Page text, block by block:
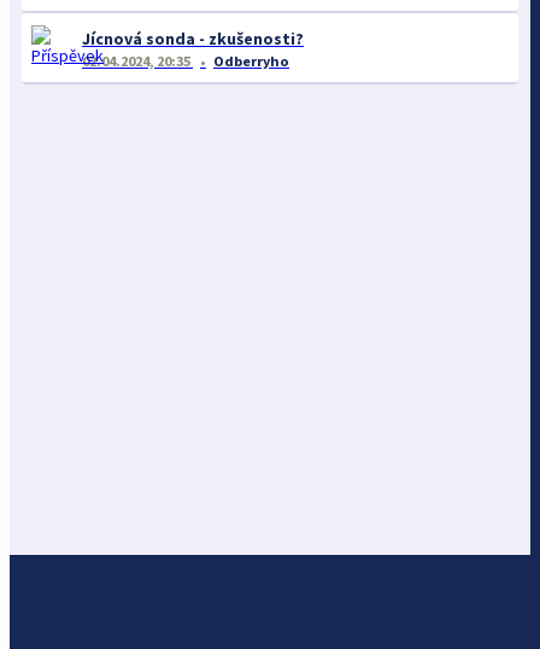
Jícnová sonda - zkušenosti?
02.04.2024, 20:35 Odberryho